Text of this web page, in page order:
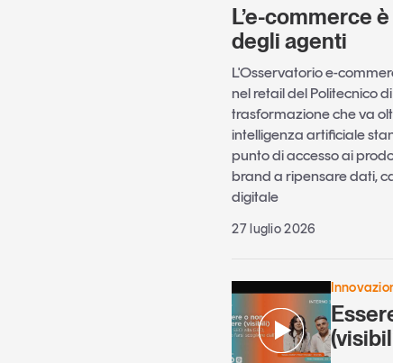
L’e-commerce
degli agenti
L'Osservatorio e-
nel retail del Politecnico
trasformazione che va
intelligenza artificiale
punto di accesso ai
brand a ripensare dati,
digitale
27 luglio 2026